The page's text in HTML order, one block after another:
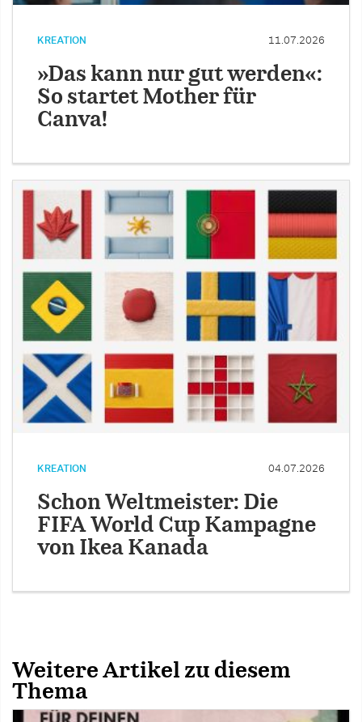
KREATION 11.07.2026
»Das kann nur gut werden«:
So startet Mother für
Canva!
KREATION 04.07.2026
Schon Weltmeister: Die
FIFA World Cup Kampagne
von Ikea Kanada
Weitere Artikel zu diesem
Thema